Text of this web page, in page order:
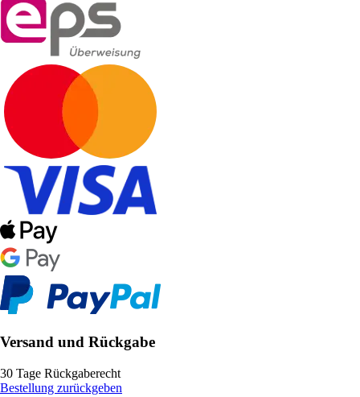
Versand und Rückgabe
30 Tage Rückgaberecht
Bestellung zurückgeben